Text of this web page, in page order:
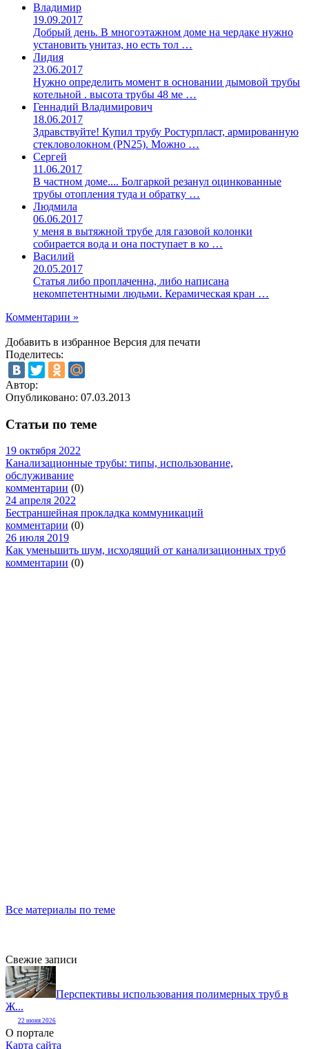
Владимир
19.09.2017
Добрый день. В многоэтажном доме на чердаке нужно
установить унитаз, но есть тол …
Лидия
23.06.2017
Нужно определить момент в основании дымовой трубы
котельной . высота трубы 48 ме …
Геннадий Владимирович
18.06.2017
Здравствуйте! Купил трубу Ростурпласт, армированную
стекловолокном (PN25). Можно …
Сергей
11.06.2017
В частном доме.... Болгаркой резанул оцинкованные
трубы отопления туда и обратку …
Людмила
06.06.2017
у меня в вытяжной трубе для газовой колонки
собирается вода и она поступает в ко …
Василий
20.05.2017
Статья либо проплаченна, либо написана
некомпетентными людьми. Керамическая кран …
Комментарии »
Добавить в избранное Версия для печати
Поделитесь:
Автор:
Опубликовано: 07.03.2013
Статьи по теме
19 октября 2022
Канализационные трубы: типы, использование,
обслуживание
комментарии (0)
24 апреля 2022
Бестраншейная прокладка коммуникаций
комментарии (0)
26 июля 2019
Как уменьшить шум, исходящий от канализационных труб
комментарии (0)
Все материалы по теме
Свежие записи
Перспективы использования полимерных труб в
Ж...
22 июня 2026
О портале
Карта сайта